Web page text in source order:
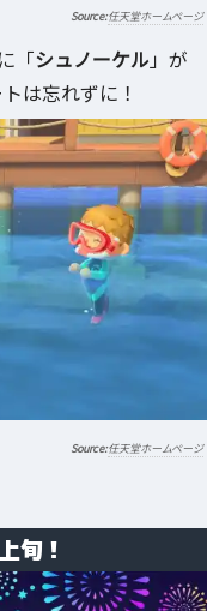
任天堂ホームページ
「シュノーケル」が
は忘れずに！
任天堂ホームページ
旬！